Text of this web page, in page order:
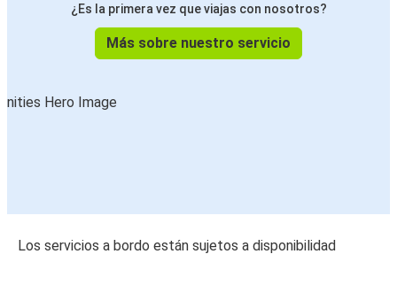
¿Es la primera vez que viajas con nosotros?
Más sobre nuestro servicio
Los servicios a bordo están sujetos a disponibilidad